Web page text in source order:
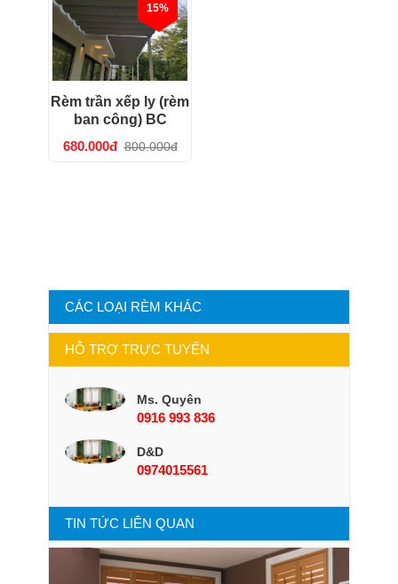
CÁC LOẠI RÈM KHÁC
HỖ TRỢ TRỰC TUYẾN
Ms. Quyên
0916 993 836
D&D
0974015561
TIN TỨC LIÊN QUAN
15%
Rèm trần xếp ly (rèm
ban công) BC
680.000đ 800.000đ